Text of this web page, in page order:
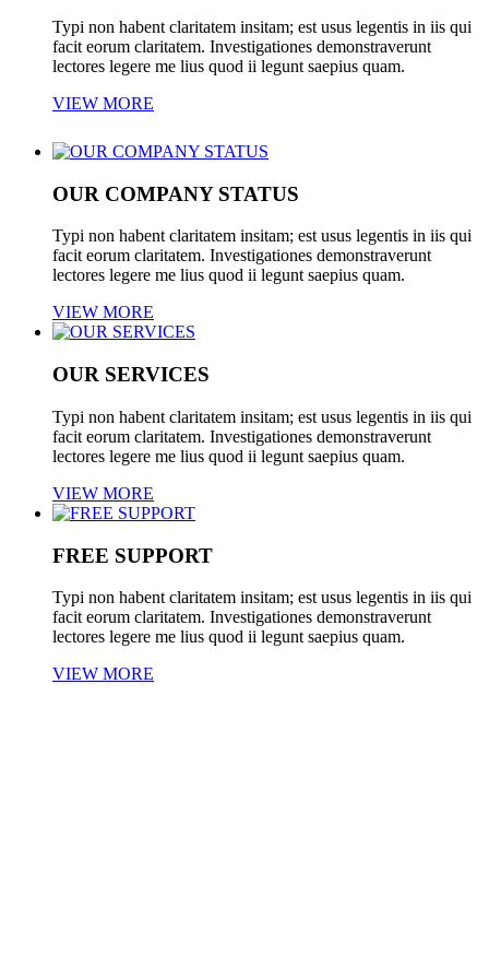
Typi non habent claritatem insitam; est usus legentis in iis qui
facit eorum claritatem. Investigationes demonstraverunt
lectores legere me lius quod ii legunt saepius quam.
VIEW MORE
OUR COMPANY STATUS
Typi non habent claritatem insitam; est usus legentis in iis qui
facit eorum claritatem. Investigationes demonstraverunt
lectores legere me lius quod ii legunt saepius quam.
VIEW MORE
OUR SERVICES
Typi non habent claritatem insitam; est usus legentis in iis qui
facit eorum claritatem. Investigationes demonstraverunt
lectores legere me lius quod ii legunt saepius quam.
VIEW MORE
FREE SUPPORT
Typi non habent claritatem insitam; est usus legentis in iis qui
facit eorum claritatem. Investigationes demonstraverunt
lectores legere me lius quod ii legunt saepius quam.
VIEW MORE